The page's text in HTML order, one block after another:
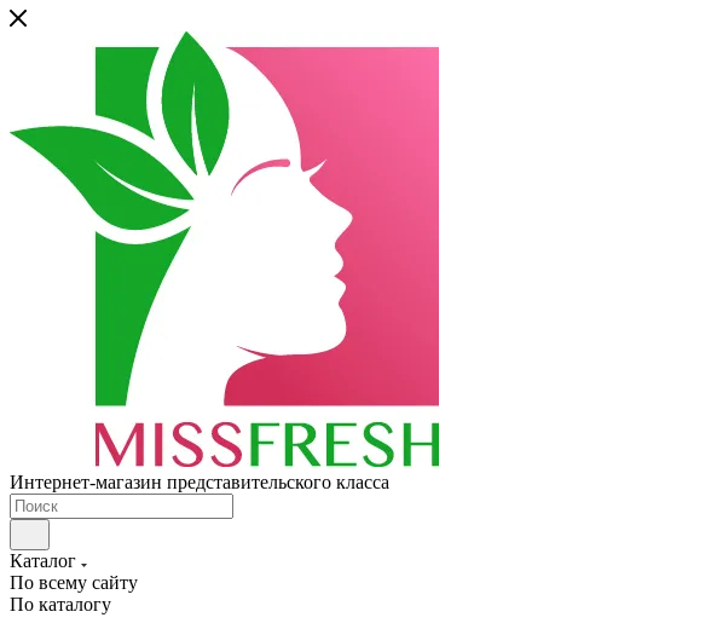
Интернет-магазин представительского класса
Каталог
По всему сайту
По каталогу